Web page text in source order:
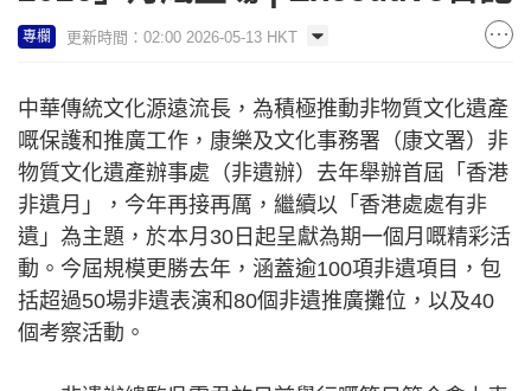
專欄 更新時間：02:00 2026-05-13 HKT
中華傳統文化源遠流長，為積極推動非物質文化遺產
嘅保護和推廣工作，康樂及文化事務署（康文署）非
物質文化遺產辦事處（非遺辦）去年舉辦首屆「香港
非遺月」，今年再接再厲，繼續以「香港處處有非
遺」為主題，於本月30日起呈獻為期一個月嘅精彩活
動。今屆規模更勝去年，涵蓋逾100項非遺項目，包
括超過50場非遺表演和80個非遺推廣攤位，以及40
個考察活動。